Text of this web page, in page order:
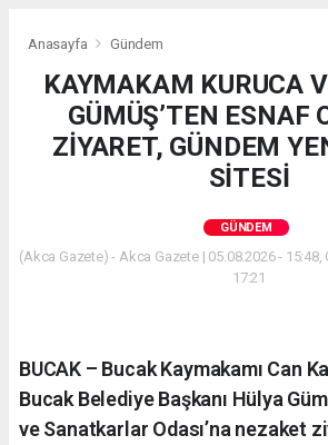
Anasayfa Gündem
KAYMAKAM KURUCA
GÜMÜŞ’TEN ESNAF
ZİYARET, GÜNDEM
SİTESİ
GÜNDEM
(Akca Gazete) - Akca Gazete | 05.08.2026 - 15:48,
17:21
BUCAK – Bucak Kaymakamı Can
Bucak Belediye Başkanı Hülya
ve Sanatkarlar Odası’na nezaket